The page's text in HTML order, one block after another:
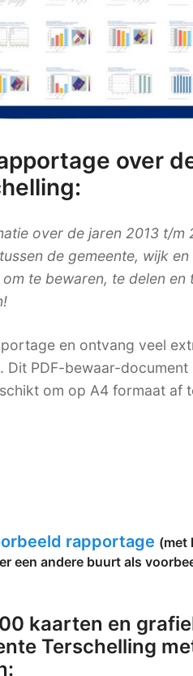
over
over de jaren 2013 t/m
de gemeente, wijk en
te bewaren, te delen en
en ontvang veel
Dit PDF-bewaar-
om op A4 formaat af
rapportage (met
een andere buurt als
kaarten en
Terschelling